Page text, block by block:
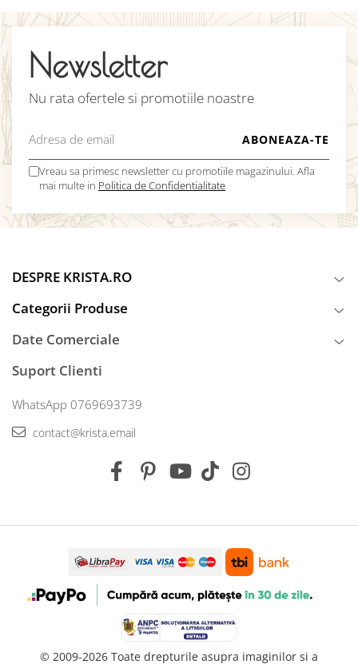
Newsletter
Nu rata ofertele si promotiile noastre
Vreau sa primesc newsletter cu promotiile magazinului. Afla
mai multe in Politica de Confidentialitate
DESPRE KRISTA.RO
Categorii Produse
Date Comerciale
Suport Clienti
WhatsApp 0769693739
contact@krista.email
© 2009-2026 Toate drepturile asupra imaginilor si a